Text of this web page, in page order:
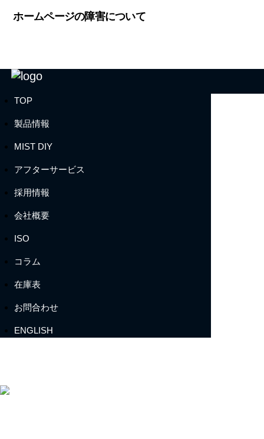
ホームページの障害について
TOP
製品情報
MIST DIY
アフターサービス
採用情報
会社概要
ISO
コラム
在庫表
お問合わせ
ENGLISH